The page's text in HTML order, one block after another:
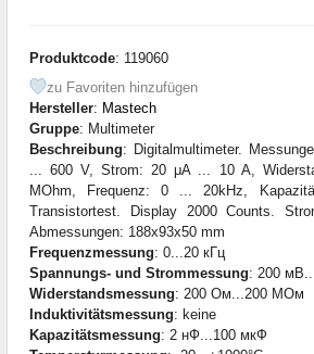
Produktcode: 119060
zu Favoriten hinzufügen
Hersteller: Mastech
Gruppe: Multimeter
Beschreibung: Digitalmultimeter.
... 600 V, Strom: 20 μA ... 10 A,
MOhm, Frequenz: 0 ... 20kHz,
Transistortest. Display 2000 Counts.
Abmessungen: 188x93x50 mm
Frequenzmessung: 0...20 кГц
Spannungs- und Strommessung: 200
Widerstandsmessung: 200 Ом...200 МОм
Induktivitätsmessung: keine
Kapazitätsmessung: 2 нФ...100 мкФ